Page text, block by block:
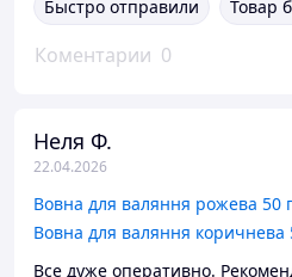
Быстро отправили Товар
Коментарии 0
Неля Ф.
22.04.2026
Вовна для валяння рожева 50
Вовна для валяння коричнева
Все дуже оперативно.